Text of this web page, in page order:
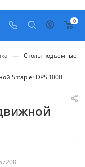
0
— Столы подъемные
Shtapler DPS 1000